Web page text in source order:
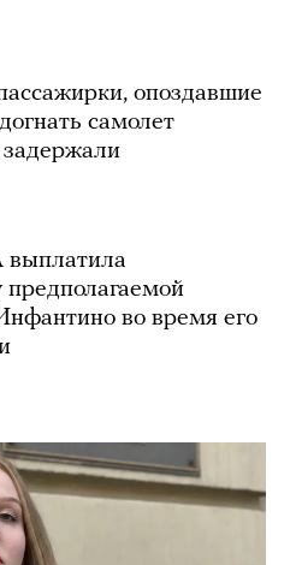
опоздавшие
самолет
во время его